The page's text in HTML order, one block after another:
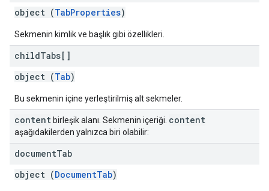
object (TabProperties)
Sekmenin kimlik ve başlık gibi özellikleri.
childTabs[]
object (Tab)
Bu sekmenin içine yerleştirilmiş alt sekmeler.
content birleşik alanı. Sekmenin içeriği. content
aşağıdakilerden yalnızca biri olabilir:
documentTab
object (DocumentTab)